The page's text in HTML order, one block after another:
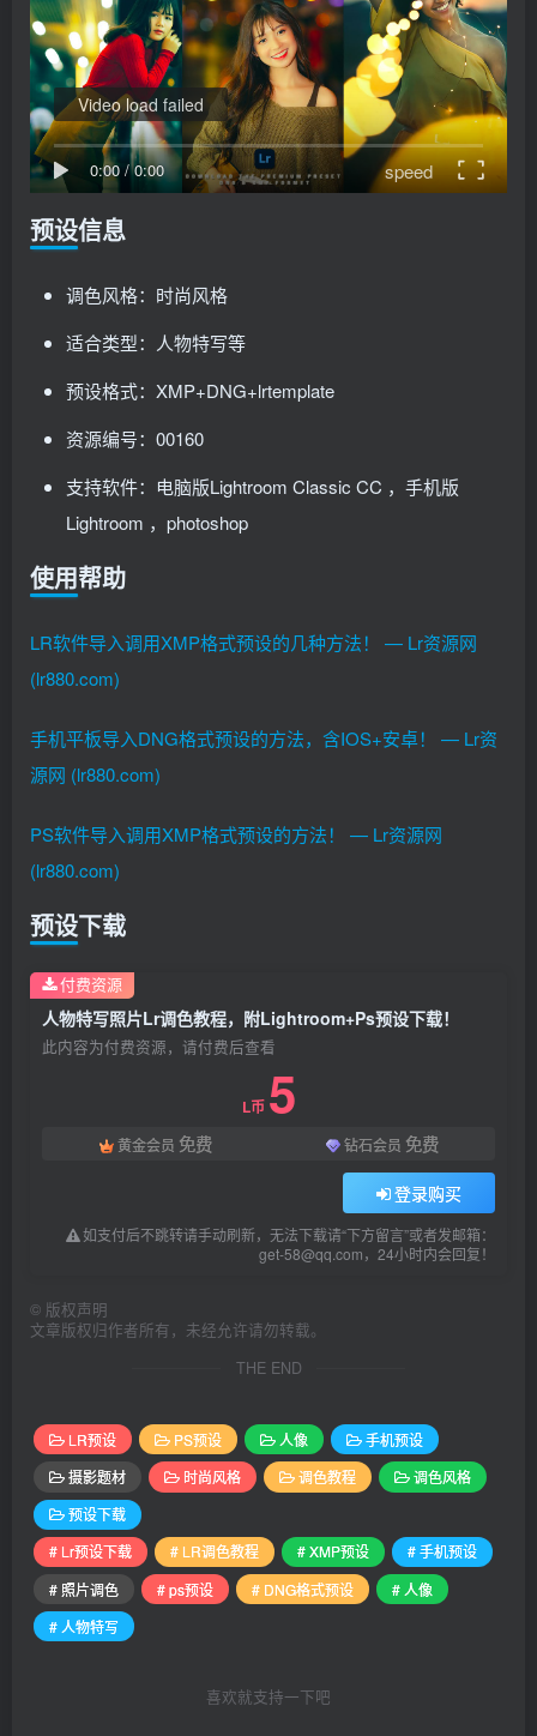
0:00 /0:00 speed
Video load failed
预设信息
调色风格：时尚风格
适合类型：人物特写等
预设格式：XMP+DNG+lrtemplate
资源编号：00160
支持软件：电脑版Lightroom Classic CC ，手机版
Lightroom ，photoshop
使用帮助
LR软件导入调用XMP格式预设的几种方法！ — Lr资源网
(lr880.com)
手机平板导入DNG格式预设的方法，含IOS+安卓！ — Lr资
源网 (lr880.com)
PS软件导入调用XMP格式预设的方法！ — Lr资源网
(lr880.com)
预设下载
人物特写照片Lr调色教程，附Lightroom+Ps预设下载！
此内容为付费资源，请付费后查看
L币 5
黄金会员 免费 钻石会员 免费
登录购买
如支付后不跳转请手动刷新，无法下载请“下方留言”或者发邮箱：
get-58@qq.com，24小时内会回复！
付费资源
© 版权声明
文章版权归作者所有，未经允许请勿转载。
THE END
LR预设 PS预设 人像
手机预设
摄影题材
时尚风格 调色教程
调色风格
预设下载
# Lr预设下载
# LR调色教程 # XMP预设
# 手机预设
# 照片调色
# ps预设 # DNG格式预设
# 人像
# 人物特写
喜欢就支持一下吧